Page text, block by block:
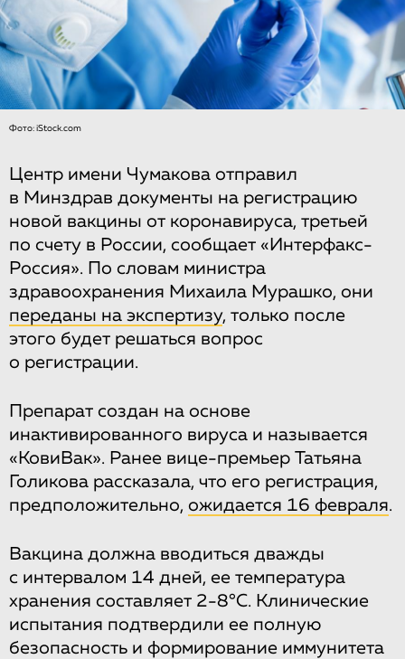
Фото: iStock.com
Центр имени Чумакова отправил
в Минздрав документы на регистрацию
новой вакцины от коронавируса, третьей
по счету в России, сообщает «Интерфакс-
Россия». По словам министра
здравоохранения Михаила Мурашко, они
переданы на экспертизу, только после
этого будет решаться вопрос
о регистрации.
Препарат создан на основе
инактивированного вируса и называется
«КовиВак». Ранее вице-премьер Татьяна
Голикова рассказала, что его регистрация,
предположительно, ожидается 16 февраля.
Вакцина должна вводиться дважды
с интервалом 14 дней, ее температура
хранения составляет 2-8°C. Клинические
испытания подтвердили ее полную
безопасность и формирование иммунитета